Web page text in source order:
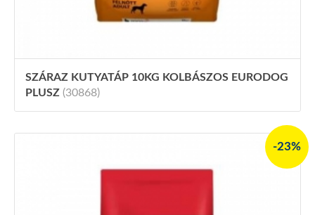
SZÁRAZ KUTYATÁP 10KG KOLBÁSZOS EURODOG
PLUSZ (30868)
-23%